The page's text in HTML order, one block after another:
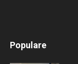
Populare